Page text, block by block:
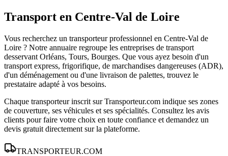
Transport en Centre-Val de Loire
Vous recherchez un transporteur professionnel en Centre-Val de
Loire ? Notre annuaire regroupe les entreprises de transport
desservant Orléans, Tours, Bourges. Que vous ayez besoin d'un
transport express, frigorifique, de marchandises dangereuses (ADR),
d'un déménagement ou d'une livraison de palettes, trouvez le
prestataire adapté à vos besoins.
Chaque transporteur inscrit sur Transporteur.com indique ses zones
de couverture, ses véhicules et ses spécialités. Consultez les avis
clients pour faire votre choix en toute confiance et demandez un
devis gratuit directement sur la plateforme.
TRANSPORTEUR.COM